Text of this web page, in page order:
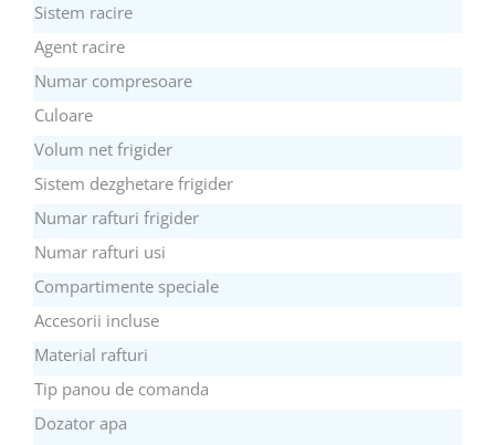
Preparare ceai si cafea
Aparate de spumat lapte
Espressoare
Preparare desert
accesori inghetata
Aparate de facut inghetata
Preparare paine
Masini de facut paine
Sistem racire
Agent racire
Numar compresoare
Culoare
Volum net frigider
Sistem dezghetare frigider
Numar rafturi frigider
Numar rafturi usi
Compartimente speciale
Accesorii incluse
Material rafturi
Tip panou de comanda
Dozator apa